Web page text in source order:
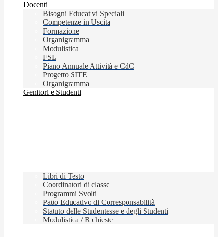
Docenti
Bisogni Educativi Speciali
Competenze in Uscita
Formazione
Organigramma
Modulistica
FSL
Piano Annuale Attività e CdC
Progetto SITE
Organigramma
Genitori e Studenti
Libri di Testo
Coordinatori di classe
Programmi Svolti
Patto Educativo di Corresponsabilità
Statuto delle Studentesse e degli Studenti
Modulistica / Richieste